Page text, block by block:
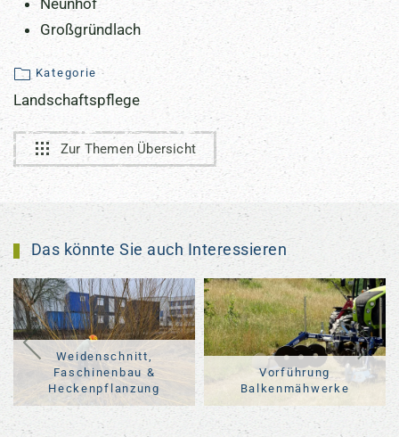
Neunhof
Großgründlach
Kategorie
Landschaftspflege
Zur Themen Übersicht
Das könnte Sie auch Interessieren
Weidenschnitt,
Faschinenbau &
Heckenpflanzung
Vorführung
Balkenmähwerke